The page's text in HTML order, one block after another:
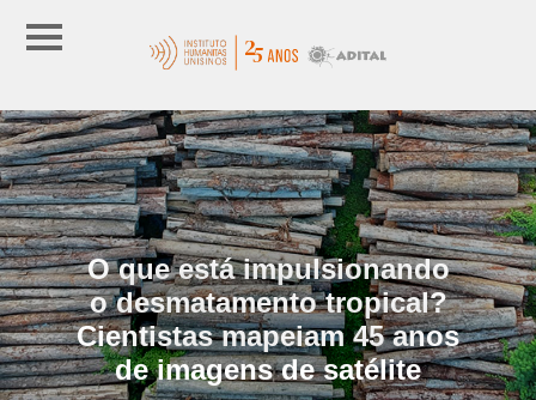
O que está impulsionando
o desmatamento tropical?
Cientistas mapeiam 45 anos
de imagens de satélite